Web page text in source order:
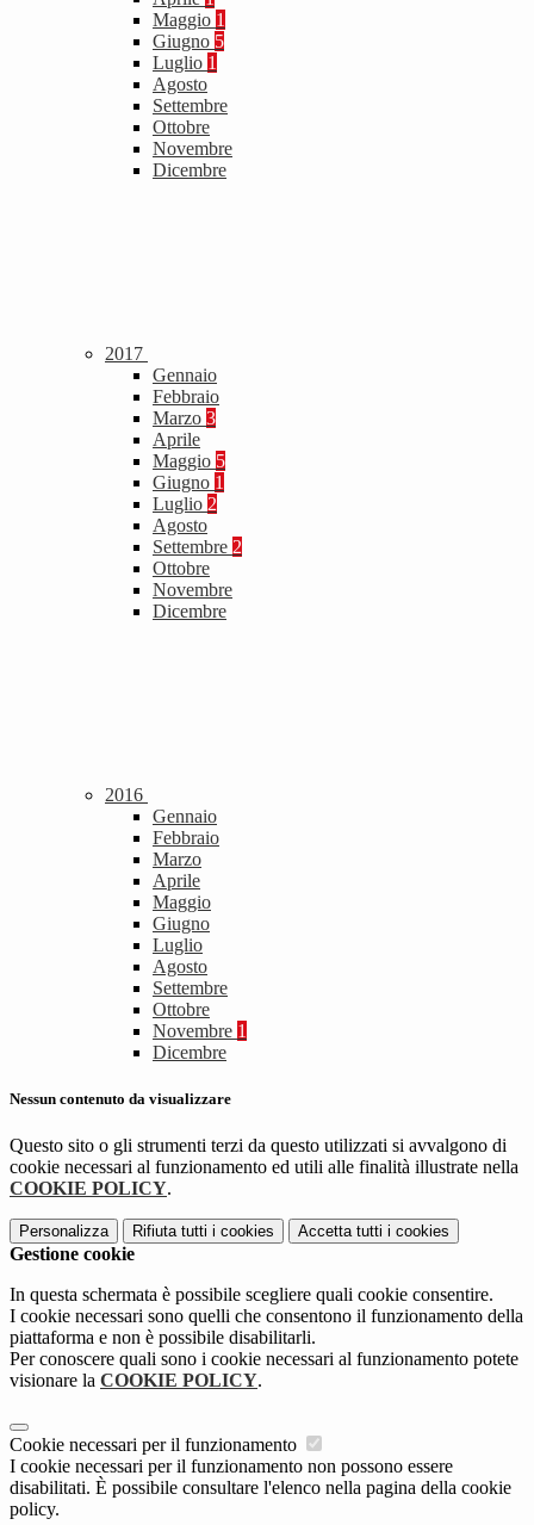
Maggio 1
Giugno 5
Luglio 1
Agosto
Settembre
Ottobre
Novembre
Dicembre
2017
Gennaio
Febbraio
Marzo 3
Aprile
Maggio 5
Giugno 1
Luglio 2
Agosto
Settembre 2
Ottobre
Novembre
Dicembre
2016
Gennaio
Febbraio
Marzo
Aprile
Maggio
Giugno
Luglio
Agosto
Settembre
Ottobre
Novembre 1
Dicembre
Nessun contenuto da visualizzare
Questo sito o gli strumenti terzi da questo utilizzati si avvalgono di
cookie necessari al funzionamento ed utili alle finalità illustrate nella
COOKIE POLICY.
Personalizza Rifiuta tutti i cookies Accetta tutti i cookies
Gestione cookie
In questa schermata è possibile scegliere quali cookie consentire.
I cookie necessari sono quelli che consentono il funzionamento della
piattaforma e non è possibile disabilitarli.
Per conoscere quali sono i cookie necessari al funzionamento potete
visionare la COOKIE POLICY.
Cookie necessari per il funzionamento
I cookie necessari per il funzionamento non possono essere
disabilitati. È possibile consultare l'elenco nella pagina della cookie
policy.